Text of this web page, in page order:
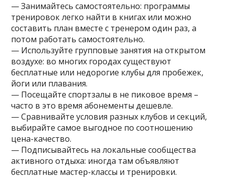
— Занимайтесь самостоятельно: программы
тренировок легко найти в книгах или можно
составить план вместе с тренером один раз, а
потом работать самостоятельно.
— Используйте групповые занятия на открытом
воздухе: во многих городах существуют
бесплатные или недорогие клубы для пробежек,
йоги или плавания.
— Посещайте спортзалы в не пиковое время –
часто в это время абонементы дешевле.
— Сравнивайте условия разных клубов и секций,
выбирайте самое выгодное по соотношению
цена-качество.
— Подписывайтесь на локальные сообщества
активного отдыха: иногда там объявляют
бесплатные мастер-классы и тренировки.